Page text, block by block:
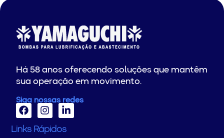
Há 58 anos oferecendo soluções que mantêm
sua operação em movimento.
Siga nossas redes
Links Rápidos